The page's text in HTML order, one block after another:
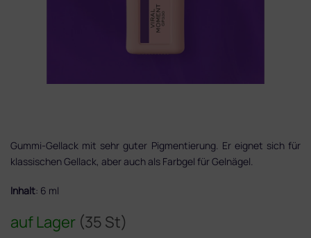
auf Lager (35 St)
Gummi-Gellack mit sehr guter Pigmentierung. Er eignet sich für
klassischen Gellack, aber auch als Farbgel für Gelnägel.
Inhalt: 6 ml